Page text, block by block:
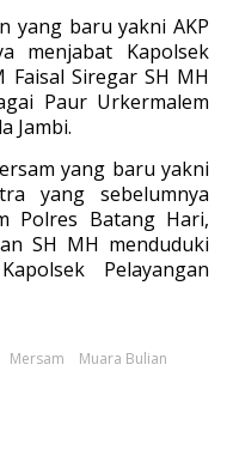
yang baru yakni AKP
menjabat Kapolsek
Faisal Siregar SH MH
Paur Urkermalem
Jambi.
yang baru yakni
yang sebelumnya
Polres Batang Hari,
SH MH menduduki
Pelayangan
Mersam Muara Bulian